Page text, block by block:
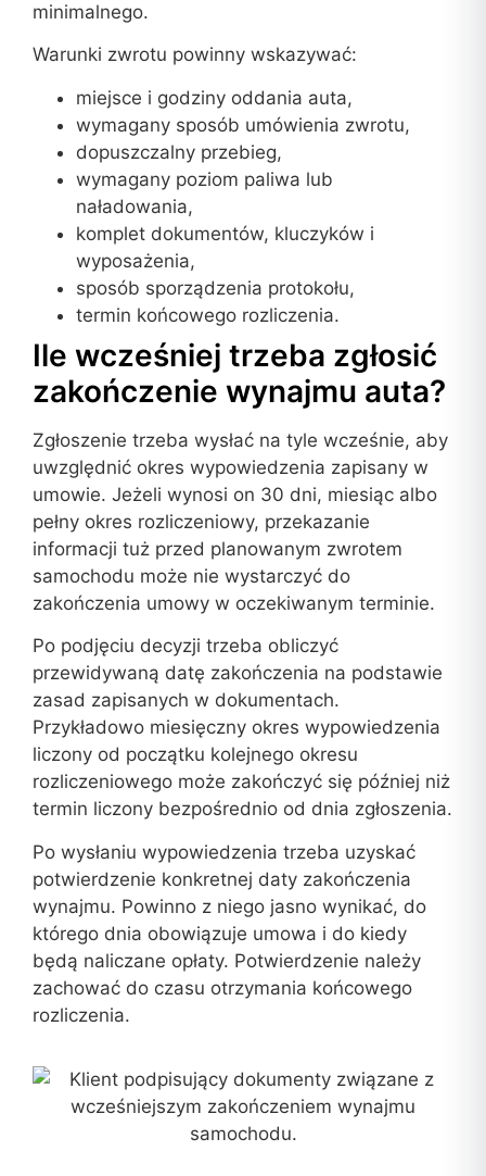
minimalnego.
Warunki zwrotu powinny wskazywać:
miejsce i godziny oddania auta,
wymagany sposób umówienia zwrotu,
dopuszczalny przebieg,
wymagany poziom paliwa lub
naładowania,
komplet dokumentów, kluczyków i
wyposażenia,
sposób sporządzenia protokołu,
termin końcowego rozliczenia.
Ile wcześniej trzeba zgłosić
zakończenie wynajmu auta?
Zgłoszenie trzeba wysłać na tyle wcześnie, aby
uwzględnić okres wypowiedzenia zapisany w
umowie. Jeżeli wynosi on 30 dni, miesiąc albo
pełny okres rozliczeniowy, przekazanie
informacji tuż przed planowanym zwrotem
samochodu może nie wystarczyć do
zakończenia umowy w oczekiwanym terminie.
Po podjęciu decyzji trzeba obliczyć
przewidywaną datę zakończenia na podstawie
zasad zapisanych w dokumentach.
Przykładowo miesięczny okres wypowiedzenia
liczony od początku kolejnego okresu
rozliczeniowego może zakończyć się później niż
termin liczony bezpośrednio od dnia zgłoszenia.
Po wysłaniu wypowiedzenia trzeba uzyskać
potwierdzenie konkretnej daty zakończenia
wynajmu. Powinno z niego jasno wynikać, do
którego dnia obowiązuje umowa i do kiedy
będą naliczane opłaty. Potwierdzenie należy
zachować do czasu otrzymania końcowego
rozliczenia.